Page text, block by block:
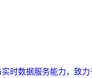
数据服务能力，致力